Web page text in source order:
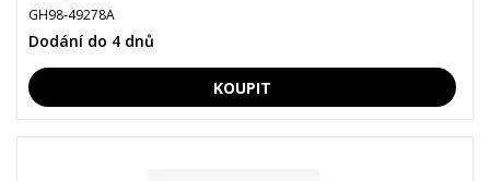
GH98-49278A
Dodání do 4 dnů